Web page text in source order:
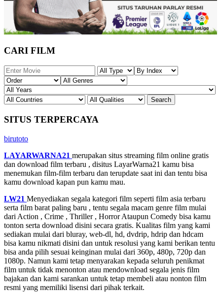
CARI FILM
SITUS TERPERCAYA
birutoto
LAYARWARNA21 merupakan situs streaming film online gratis
dan download film terbaru , disitus LayarWarna21 kamu bisa
menemukan film-film terbaru dan terupdate saat ini dan tentu bisa
kamu download kapan pun kamu mau.
LW21 Menyediakan segala kategori film seperti film asia terbaru
serta film barat paling baru , tentu segala macam genre film mulai
dari Action , Crime , Thriller , Horror Ataupun Comedy bisa kamu
tonton serta download disini secara gratis. Kualitas film yang kami
sediakan mulai dari bluray, web-dl, hd, dvdrip, hdrip dan hdcam
bisa kamu nikmati disini dan untuk resolusi yang kami berikan tentu
bisa anda pilih sesuai keinginan mulai dari 360p, 480p, 720p dan
1080p. Namun kami tetap menyarakan kepada seluruh penikmat
film untuk tidak menonton atau mendownload segala jenis film
bajakan dan kami sarankan untuk tetap membeli atau nonton film
resmi yang memiliki lisensi dari pihak terkait.